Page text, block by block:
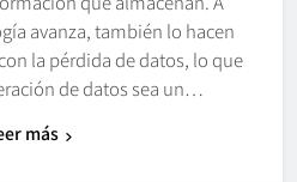
avanza, también lo hacen
la pérdida de datos, lo que
de datos sea un…
más